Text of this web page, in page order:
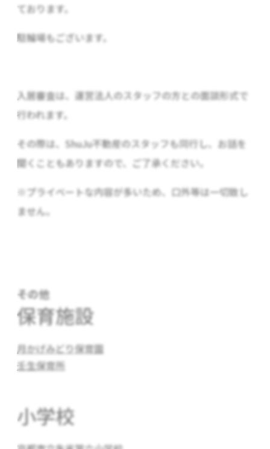
ております。
駐輪場もございます。
入居審査は、運営法人のスタッフの方との面談形式で
行われます。
その際は、ShuJu不動産のスタッフも同行し、お話を
聞くこともありますので、ご了承ください。
※プライベートな内容が多いため、口外等は一切致し
ません。
その他
保育施設
月かげみどり保育園
壬生保育所
小学校